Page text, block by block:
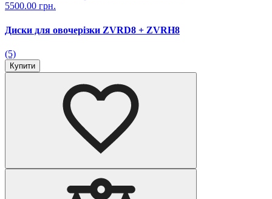
5500.00 грн.
Диски для овочерізки ZVRD8 + ZVRH8
(5)
Купити